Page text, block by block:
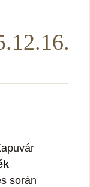
során